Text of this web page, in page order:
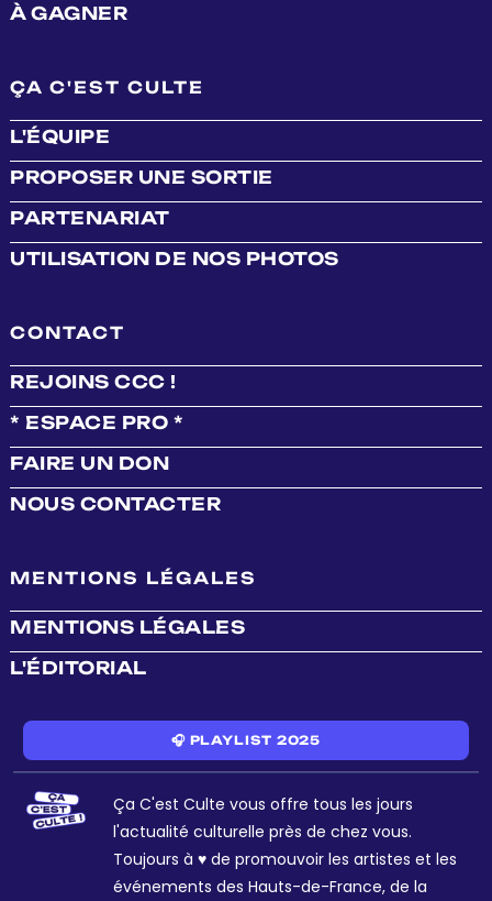
À GAGNER
ÇA C'EST CULTE
L'ÉQUIPE
PROPOSER UNE SORTIE
PARTENARIAT
UTILISATION DE NOS PHOTOS
CONTACT
REJOINS CCC !
* ESPACE PRO *
FAIRE UN DON
NOUS CONTACTER
MENTIONS LÉGALES
MENTIONS LÉGALES
L'ÉDITORIAL
🎧 PLAYLIST 2025
Ça C'est Culte vous offre tous les jours
l'actualité culturelle près de chez vous.
Toujours à ♥ de promouvoir les artistes et les
événements des Hauts-de-France, de la